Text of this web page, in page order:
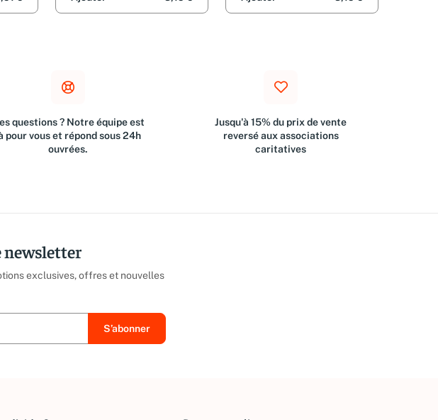
questions ? Notre équipe est
pour vous et répond sous 24h
ouvrées.
Jusqu'à 15% du prix de vente
reversé aux associations
caritatives
newsletter
exclusives, offres et nouvelles